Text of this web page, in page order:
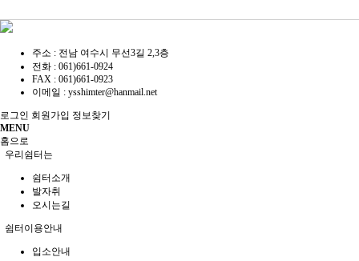
주소 : 전남 여수시 무선3길 2,3층
전화 : 061)661-0924
FAX : 061)661-0923
이메일 : ysshimter@hanmail.net
로그인 회원가입 정보찾기
MENU
홈으로
우리쉼터는
쉼터소개
발자취
오시는길
쉼터이용안내
입소안내